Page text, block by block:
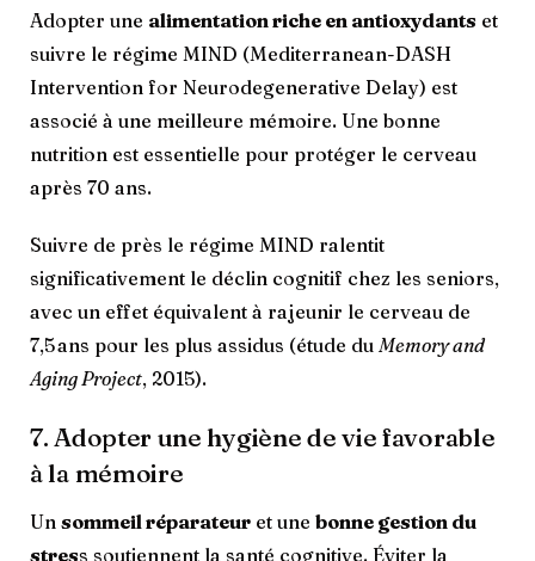
Adopter une alimentation riche en antioxydants et
suivre le régime MIND (Mediterranean-DASH
Intervention for Neurodegenerative Delay) est
associé à une meilleure mémoire. Une bonne
nutrition est essentielle pour protéger le cerveau
après 70 ans.
Suivre de près le régime MIND ralentit
significativement le déclin cognitif chez les seniors,
avec un effet équivalent à rajeunir le cerveau de
7,5 ans pour les plus assidus (étude du Memory and
Aging Project, 2015).
7. Adopter une hygiène de vie favorable
à la mémoire
Un sommeil réparateur et une bonne gestion du
stress soutiennent la santé cognitive. Éviter la